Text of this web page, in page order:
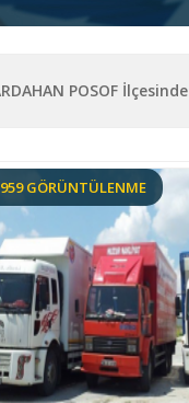
POSOF İlçesinde
GÖRÜNTÜLENME